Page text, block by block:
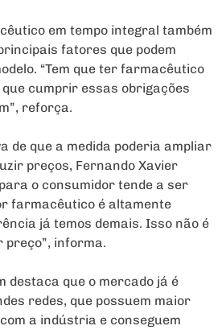
em tempo integral também
fatores que podem
“Tem que ter farmacêutico
cumprir essas obrigações
reforça.
de que a medida poderia ampliar
preços, Fernando Xavier
o consumidor tende a ser
farmacêutico é altamente
já temos demais. Isso não é
preço”, informa.
destaca que o mercado já é
redes, que possuem maior
a indústria e conseguem